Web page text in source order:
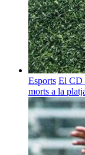
Esports El CD
morts a la